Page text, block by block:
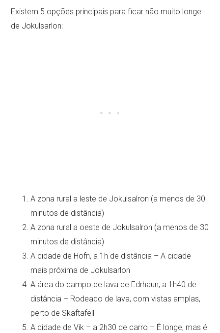
Existem 5 opções principais para ficar não muito longe
de Jokulsarlon:
A zona rural a leste de Jokulsalron (a menos de 30
minutos de distância)
A zona rural a oeste de Jokulsalron (a menos de 30
minutos de distância)
A cidade de Höfn, a 1h de distância – A cidade
mais próxima de Jokulsarlon
A área do campo de lava de Edrhaun, a 1h40 de
distância – Rodeado de lava, com vistas amplas,
perto de Skaftafell
A cidade de Vik – a 2h30 de carro – É longe, mas é